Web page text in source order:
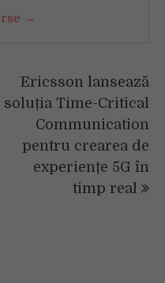
→
Ericsson lansează
soluția Time-Critical
Communication
pentru crearea de
experiențe 5G în
timp real